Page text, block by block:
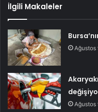
İlgili Makaleler
Ağustos
Ağustos